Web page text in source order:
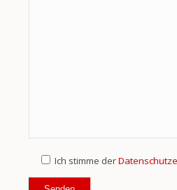
Ich stimme der